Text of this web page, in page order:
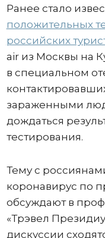
Ранее стало
положительных
российских
air из Москвы на
в специальном
зараженными
дождаться
тестирования.
Тему с
коронавирус по
обсуждают в
«Трэвел
дискуссии